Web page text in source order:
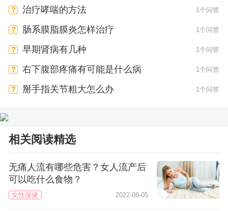
治疗哮喘的方法 1个问答
肠系膜脂膜炎怎样治疗 1个问答
早期肾病有几种 1个问答
右下腹部疼痛有可能是什么病 1个问答
掰手指关节粗大怎么办 1个问答
相关阅读精选
无痛人流有哪些危害？女人流产后
可以吃什么食物？
女性保健 2022-08-05